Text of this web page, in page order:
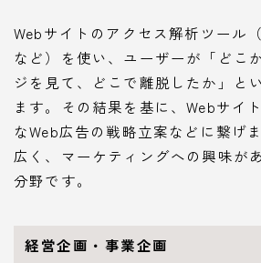
Webサイトのアクセス解析ツール
など）を使い、ユーザーが「どこ
ジを見て、どこで離脱したか」と
ます。その結果を基に、Webサイ
なWeb広告の戦略立案などに繋げ
広く、マーケティングへの興味が
分野です。
経営企画・事業企画